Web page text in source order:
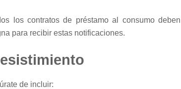
los contratos de préstamo al consumo deben
para recibir estas notificaciones.
de incluir: